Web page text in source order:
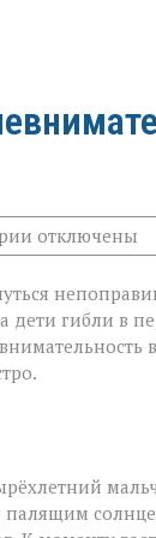
к
записи
не
прощает
трагедии
в
отключены
гибли в